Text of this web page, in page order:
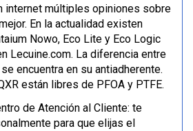
internet múltiples opiniones sobre
En la actualidad existen
Nowo, Eco Lite y Eco Logic
Lecuine.com. La diferencia entre
encuentra en su antiadherente.
están libres de PFOA y PTFE.
de Atención al Cliente: te
para que elijas el